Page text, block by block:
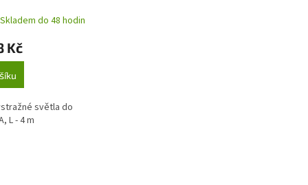
Skladem do 48 hodin
Kč
světla do
L - 4 m